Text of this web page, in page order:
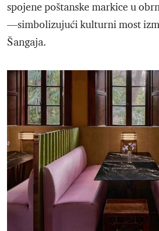
spojene poštanske markice u
—simbolizujući kulturni most
Šangaja.